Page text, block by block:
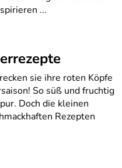
...
sie ihre roten Köpfe
So süß und fruchtig
Doch die kleinen
Rezepten